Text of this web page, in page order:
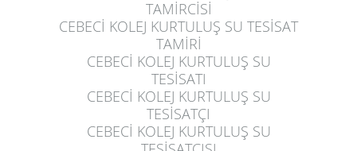
TAMİRCİSİ
CEBECİ KOLEJ KURTULUŞ SU TESİSAT
TAMİRİ
CEBECİ KOLEJ KURTULUŞ SU
TESİSATI
CEBECİ KOLEJ KURTULUŞ SU
TESİSATÇI
CEBECİ KOLEJ KURTULUŞ SU